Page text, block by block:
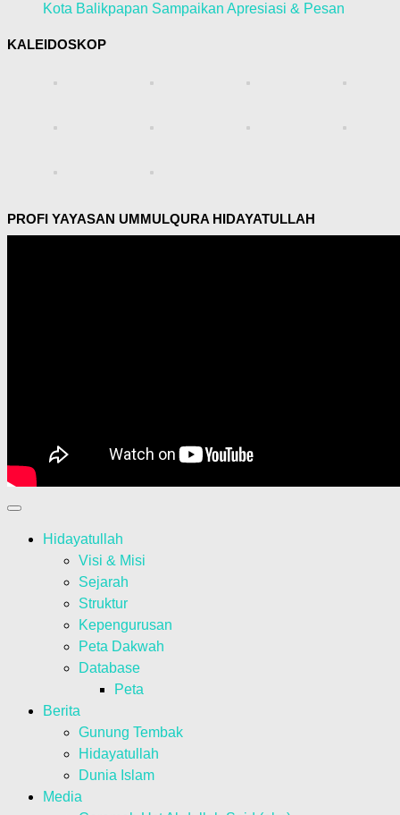
Kota Balikpapan Sampaikan Apresiasi & Pesan
KALEIDOSKOP
PROFI YAYASAN UMMULQURA HIDAYATULLAH
Hidayatullah
Visi & Misi
Sejarah
Struktur
Kepengurusan
Peta Dakwah
Database
Peta
Berita
Gunung Tembak
Hidayatullah
Dunia Islam
Media